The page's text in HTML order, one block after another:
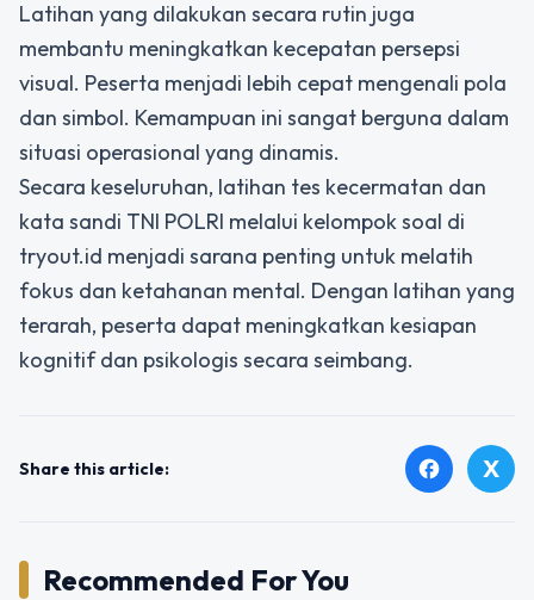
Latihan yang dilakukan secara rutin juga
membantu meningkatkan kecepatan persepsi
visual. Peserta menjadi lebih cepat mengenali pola
dan simbol. Kemampuan ini sangat berguna dalam
situasi operasional yang dinamis.
Secara keseluruhan, latihan tes kecermatan dan
kata sandi TNI POLRI melalui kelompok soal di
tryout.id menjadi sarana penting untuk melatih
fokus dan ketahanan mental. Dengan latihan yang
terarah, peserta dapat meningkatkan kesiapan
kognitif dan psikologis secara seimbang.
Share this article: facebook X
Recommended For You